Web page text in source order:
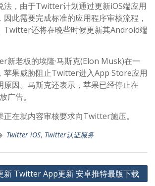
法，由于Twitter计划通过更新iOS端应用
此需要完成标准的应用程序审核流程，
Twitter还将在晚些时候更新其Android端
新老板的埃隆·马斯克(Elon Musk)在一
苹果威胁阻止Twitter进入App Store应用
原因。马斯克还表示，苹果已经停止在
广告。
正在就内容审核要求向Twitter施压。
Twitter iOS, Twitter认证服务
新 Twitter App更新 安卓推特最版下载